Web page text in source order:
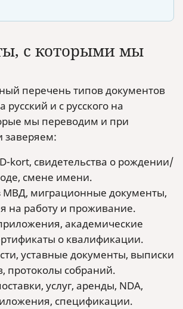
с которыми мы
перечень типов документов
русский и с русского на
мы переводим и при
заверяем:
kort, свидетельства о рождении/
смене имени.
МВД, миграционные документы,
на работу и проживание.
академические
о квалификации.
уставные документы, выписки
протоколы собраний.
услуг, аренды, NDA,
спецификации.